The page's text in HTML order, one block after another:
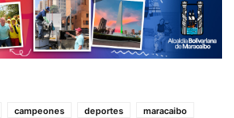
campeones deportes
maracaibo